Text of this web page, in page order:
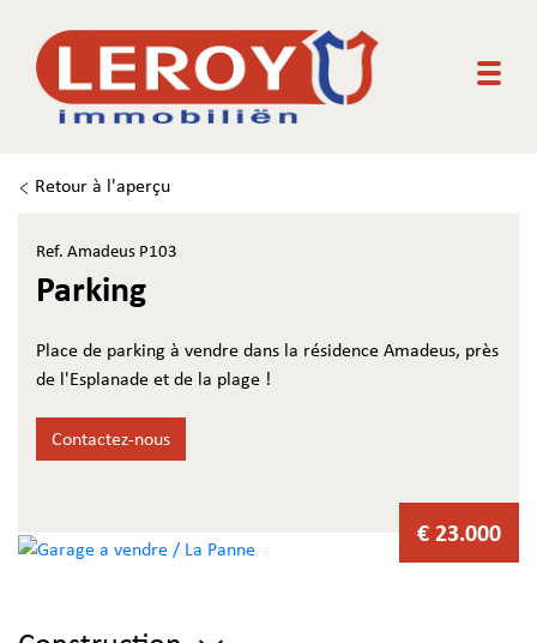
Retour à l'aperçu
Ref. Amadeus P103
Parking
Place de parking à vendre dans la résidence Amadeus, près
de l'Esplanade et de la plage !
Contactez-nous
€ 23.000